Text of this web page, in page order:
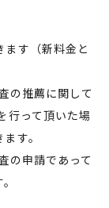
す（新料金と
の推薦に関して
行って頂いた場
す。
の申請であって